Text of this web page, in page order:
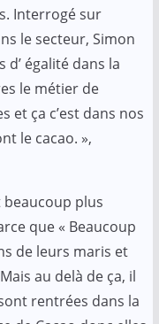
Interrogé sur
le secteur, Simon
d’ égalité dans la
le métier de
et ça c’est dans nos
le cacao. »,
plus
que « Beaucoup
de leurs maris et
au delà de ça, il
rentrées dans la